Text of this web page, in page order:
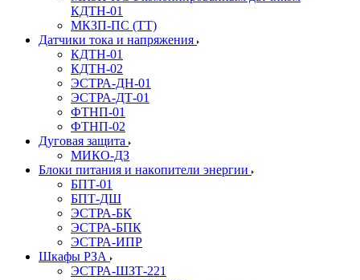
КДТН-01
МКЗП-ПС (ТТ)
Датчики тока и напряжения
КДТН-01
КДТН-02
ЭСТРА-ДН-01
ЭСТРА-ДТ-01
ФТНП-01
ФТНП-02
Дуговая защита
МИКО-ДЗ
Блоĸи питания и наĸопители энергии
БПТ-01
БПТ-ДШ
ЭСТРА-БК
ЭСТРА-БПК
ЭСТРА-ИПР
Шкафы РЗА
ЭСТРА-ШЗТ-221